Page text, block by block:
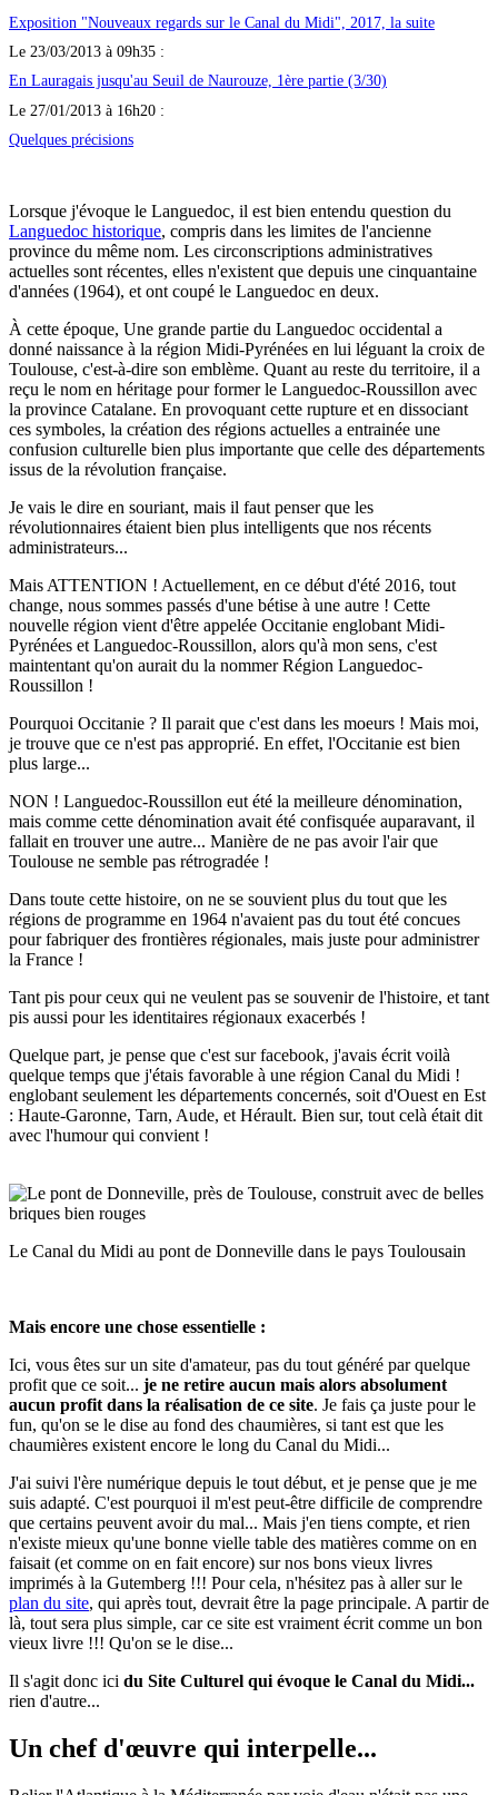
Exposition "Nouveaux regards sur le Canal du Midi", 2017, la suite
Le 23/03/2013 à 09h35 :
En Lauragais jusqu'au Seuil de Naurouze, 1ère partie (3/30)
Le 27/01/2013 à 16h20 :
Quelques précisions
Lorsque j'évoque le Languedoc, il est bien entendu question du
Languedoc historique, compris dans les limites de l'ancienne
province du même nom. Les circonscriptions administratives
actuelles sont récentes, elles n'existent que depuis une cinquantaine
d'années (1964), et ont coupé le Languedoc en deux.
À cette époque, Une grande partie du Languedoc occidental a
donné naissance à la région Midi-Pyrénées en lui léguant la croix de
Toulouse, c'est-à-dire son emblème. Quant au reste du territoire, il a
reçu le nom en héritage pour former le Languedoc-Roussillon avec
la province Catalane. En provoquant cette rupture et en dissociant
ces symboles, la création des régions actuelles a entrainée une
confusion culturelle bien plus importante que celle des départements
issus de la révolution française.
Je vais le dire en souriant, mais il faut penser que les
révolutionnaires étaient bien plus intelligents que nos récents
administrateurs...
Mais ATTENTION ! Actuellement, en ce début d'été 2016, tout
change, nous sommes passés d'une bétise à une autre ! Cette
nouvelle région vient d'être appelée Occitanie englobant Midi-
Pyrénées et Languedoc-Roussillon, alors qu'à mon sens, c'est
maintentant qu'on aurait du la nommer Région Languedoc-
Roussillon !
Pourquoi Occitanie ? Il parait que c'est dans les moeurs ! Mais moi,
je trouve que ce n'est pas approprié. En effet, l'Occitanie est bien
plus large...
NON ! Languedoc-Roussillon eut été la meilleure dénomination,
mais comme cette dénomination avait été confisquée auparavant, il
fallait en trouver une autre... Manière de ne pas avoir l'air que
Toulouse ne semble pas rétrogradée !
Dans toute cette histoire, on ne se souvient plus du tout que les
régions de programme en 1964 n'avaient pas du tout été concues
pour fabriquer des frontières régionales, mais juste pour administrer
la France !
Tant pis pour ceux qui ne veulent pas se souvenir de l'histoire, et tant
pis aussi pour les identitaires régionaux exacerbés !
Quelque part, je pense que c'est sur facebook, j'avais écrit voilà
quelque temps que j'étais favorable à une région Canal du Midi !
englobant seulement les départements concernés, soit d'Ouest en Est
: Haute-Garonne, Tarn, Aude, et Hérault. Bien sur, tout celà était dit
avec l'humour qui convient !
Le Canal du Midi au pont de Donneville dans le pays Toulousain
Mais encore une chose essentielle :
Ici, vous êtes sur un site d'amateur, pas du tout généré par quelque
profit que ce soit... je ne retire aucun mais alors absolument
aucun profit dans la réalisation de ce site. Je fais ça juste pour le
fun, qu'on se le dise au fond des chaumières, si tant est que les
chaumières existent encore le long du Canal du Midi...
J'ai suivi l'ère numérique depuis le tout début, et je pense que je me
suis adapté. C'est pourquoi il m'est peut-être difficile de comprendre
que certains peuvent avoir du mal... Mais j'en tiens compte, et rien
n'existe mieux qu'une bonne vielle table des matières comme on en
faisait (et comme on en fait encore) sur nos bons vieux livres
imprimés à la Gutemberg !!! Pour cela, n'hésitez pas à aller sur le
plan du site, qui après tout, devrait être la page principale. A partir de
là, tout sera plus simple, car ce site est vraiment écrit comme un bon
vieux livre !!! Qu'on se le dise...
Il s'agit donc ici du Site Culturel qui évoque le Canal du Midi...
rien d'autre...
Un chef d'œuvre qui interpelle...